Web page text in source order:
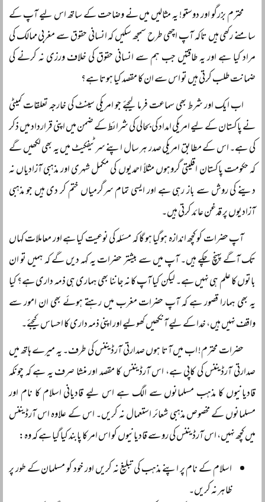
محترم بزرگو اور دوستو! یہ مثالیں میں نے وضاحت کے ساتھ اس لیے آپ کے
سامنے رکھی ہیں تاکہ آپ اچھی طرح سمجھ سکیں کہ انسانی حقوق سے مغربی ممالک کی
مراد کیا ہے اور یہ طاقتیں جب ہم سے انسانی حقوق کی خلاف ورزی نہ کرنے کی
ضمانت طلب کرتی ہیں تو اس سے ان کا مقصد کیا ہوتا ہے؟
اب ایک اور شرط بھی سماعت فرما لیجئے جو امریکی سینٹ کی خارجہ تعلقات کمیٹی
نے پاکستان کے لیے امریکی امداد کی بحالی کی شرائط کے ضمن میں اپنی قرارداد میں ذکر
کی ہے۔ اس کے مطابق امریکی صدر ہر سال اپنے سرٹیفکیٹ میں یہ بھی لکھیں گے
کہ حکومت پاکستان اقلیتی گروہوں مثلاً احمدیوں کی مکمل شہری اور مذہبی آزادیاں نہ
دینے کی روش سے باز رہی ہے اور ایسی تمام سرگرمیاں ختم کر دی ہیں جو مذہبی
آزادیوں پر قدغن عائد کرتی ہیں۔
آپ حضرات کو کچھ اندازہ ہوگیا ہو گا کہ مسئلہ کی نوعیت کیا ہے اور معاملات کہاں
تک آگے پہنچ چکے ہیں۔ آپ میں سے بیشتر حضرات یہ کہہ دیں گے کہ ہمیں تو ان
باتوں کا علم ہی نہیں ہے۔ لیکن کیا آپ کا نہ جاننا بھی ہماری ہی ذمہ داری ہے؟ کیا
یہ بھی ہمارا قصور ہے کہ آپ حضرات مغرب میں رہتے ہوئے بھی ان امور سے
واقف نہیں ہیں، خدا کے لیے آنکھیں کھولیے اور اپنی ذمہ داری کا احساس کیجئے۔
حضرات محترم! اب میں آتا ہوں صدارتی آرڈیننس کی طرف۔ یہ میرے ہاتھ میں
صدارتی آرڈیننس کی کاپی ہے، اس آرڈیننس کا مقصد اور منشا صرف یہ ہے کہ چونکہ
قادیانیوں کا مذہب مسلمانوں سے الگ ہے اس لیے قادیانی اسلام کا نام اور
مسلمانوں کے مخصوص مذہبی شعائر استعمال نہ کریں۔ اس کے علاوہ اس آرڈیننس
میں کچھ نہیں، اس آرڈیننس کی رو سے قادیانیوں کو اس امر کا پابند کیا گیا ہے کہ وہ:
اسلام کے نام پر اپنے مذہب کی تبلیغ نہ کریں اور خود کو مسلمان کے طور پر
ظاہر نہ کریں۔